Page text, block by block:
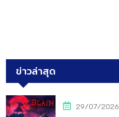
ข่าวล่าสุด
29/07/2026